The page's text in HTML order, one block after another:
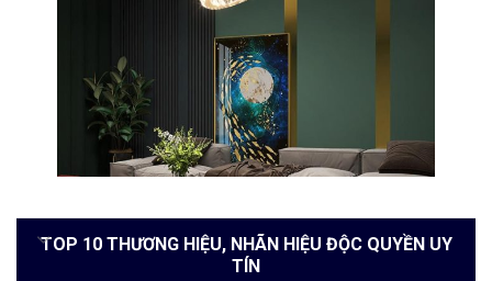
TOP 10 THƯƠNG HIỆU, NHÃN HIỆU ĐỘC QUYỀN UY
TÍN